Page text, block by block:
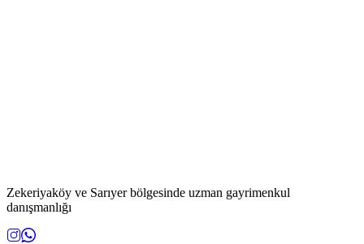
Zekeriyaköy ve Sarıyer bölgesinde uzman gayrimenkul
danışmanlığı